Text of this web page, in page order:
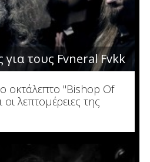
για τους Fvneral Fvkk
οκτάλεπτο "Bishop Of
λεπτομέρειες της